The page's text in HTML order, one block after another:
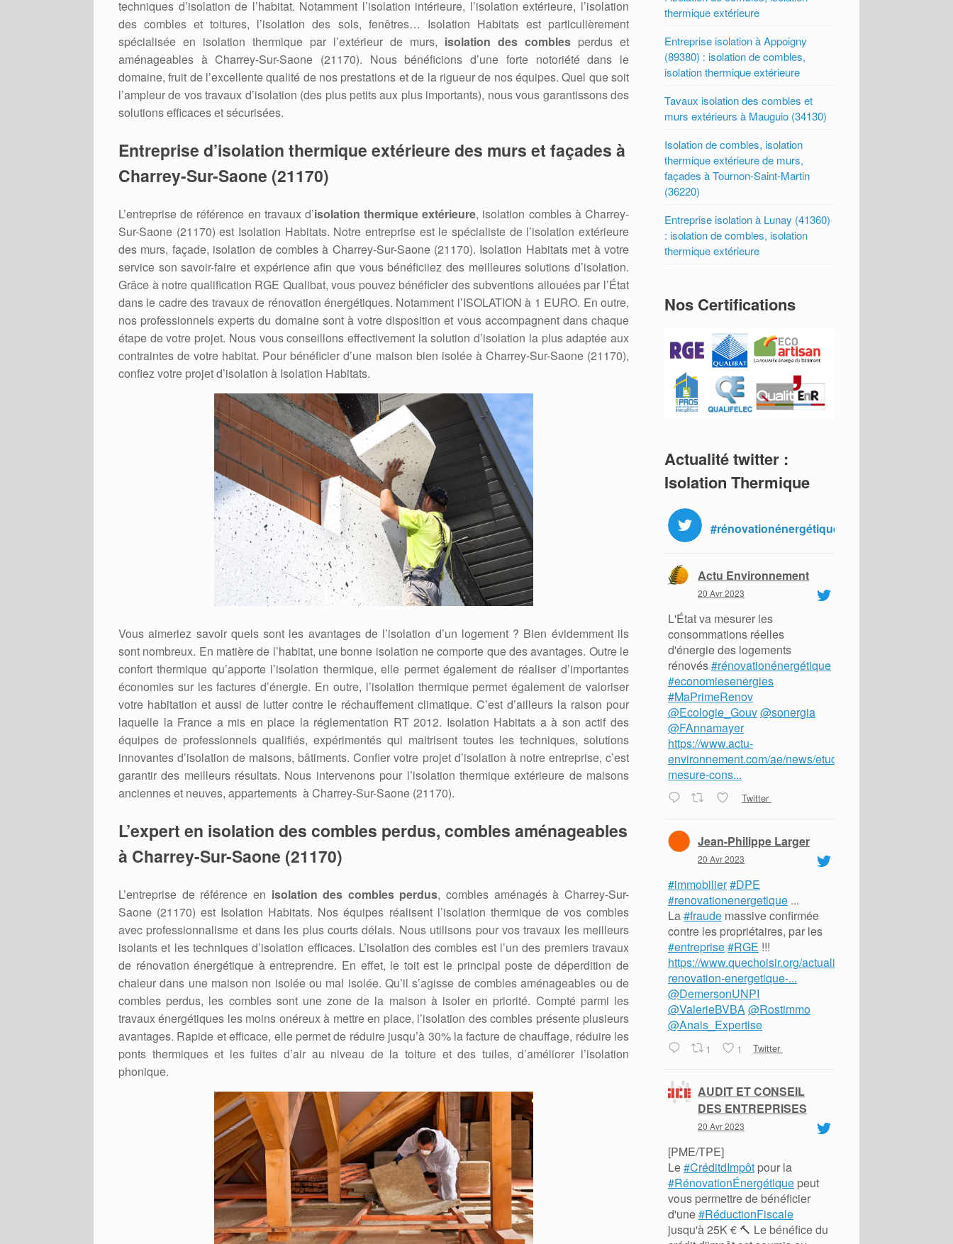
techniques d’isolation de l’habitat. Notamment l’isolation intérieure, l’isolation extérieure, l’isolation
des combles et toitures, l’isolation des sols, fenêtres… Isolation Habitats est particulièrement
spécialisée en isolation thermique par l’extérieur de murs, isolation des combles perdus et
aménageables à Charrey-Sur-Saone (21170). Nous bénéficions d’une forte notoriété dans le
domaine, fruit de l’excellente qualité de nos prestations et de la rigueur de nos équipes. Quel que soit
l’ampleur de vos travaux d’isolation (des plus petits aux plus importants), nous vous garantissons des
solutions efficaces et sécurisées.
Entreprise d’isolation thermique extérieure des murs et façades à
Charrey-Sur-Saone (21170)
L’entreprise de référence en travaux d’isolation thermique extérieure, isolation combles à Charrey-
Sur-Saone (21170) est Isolation Habitats. Notre entreprise est le spécialiste de l’isolation extérieure
des murs, façade, isolation de combles à Charrey-Sur-Saone (21170). Isolation Habitats met à votre
service son savoir-faire et expérience afin que vous bénéficiiez des meilleures solutions d’isolation.
Grâce à notre qualification RGE Qualibat, vous pouvez bénéficier des subventions allouées par l’État
dans le cadre des travaux de rénovation énergétiques. Notamment l’ISOLATION à 1 EURO. En outre,
nos professionnels experts du domaine sont à votre disposition et vous accompagnent dans chaque
étape de votre projet. Nous vous conseillons effectivement la solution d’isolation la plus adaptée aux
contraintes de votre habitat. Pour bénéficier d’une maison bien isolée à Charrey-Sur-Saone (21170),
confiez votre projet d’isolation à Isolation Habitats.
Vous aimeriez savoir quels sont les avantages de l’isolation d’un logement ? Bien évidemment ils
sont nombreux. En matière de l’habitat, une bonne isolation ne comporte que des avantages. Outre le
confort thermique qu’apporte l’isolation thermique, elle permet également de réaliser d’importantes
économies sur les factures d’énergie. En outre, l’isolation thermique permet également de valoriser
votre habitation et aussi de lutter contre le réchauffement climatique. C’est d’ailleurs la raison pour
laquelle la France a mis en place la réglementation RT 2012. Isolation Habitats a à son actif des
équipes de professionnels qualifiés, expérimentés qui maitrisent toutes les techniques, solutions
innovantes d’isolation de maisons, bâtiments. Confier votre projet d’isolation à notre entreprise, c’est
garantir des meilleurs résultats. Nous intervenons pour l’isolation thermique extérieure de maisons
anciennes et neuves, appartements à Charrey-Sur-Saone (21170).
L’expert en isolation des combles perdus, combles aménageables
à Charrey-Sur-Saone (21170)
L’entreprise de référence en isolation des combles perdus, combles aménagés à Charrey-Sur-
Saone (21170) est Isolation Habitats. Nos équipes réalisent l’isolation thermique de vos combles
avec professionnalisme et dans les plus courts délais. Nous utilisons pour vos travaux les meilleurs
isolants et les techniques d’isolation efficaces. L’isolation des combles est l’un des premiers travaux
de rénovation énergétique à entreprendre. En effet, le toit est le principal poste de déperdition de
chaleur dans une maison non isolée ou mal isolée. Qu’il s’agisse de combles aménageables ou de
combles perdus, les combles sont une zone de la maison à isoler en priorité. Compté parmi les
travaux énergétiques les moins onéreux à mettre en place, l’isolation des combles présente plusieurs
avantages. Rapide et efficace, elle permet de réduire jusqu’à 30% la facture de chauffage, réduire les
ponts thermiques et les fuites d’air au niveau de la toiture et des tuiles, d’améliorer l’isolation
phonique.
thermique extérieure
Entreprise isolation à Appoigny
(89380) : isolation de combles,
isolation thermique extérieure
Tavaux isolation des combles et
murs extérieurs à Mauguio (34130)
Isolation de combles, isolation
thermique extérieure de murs,
façades à Tournon-Saint-Martin
(36220)
Entreprise isolation à Lunay (41360)
: isolation de combles, isolation
thermique extérieure
Nos Certifications
Actualité twitter :
Isolation Thermique
#rénovationénergétique
Actu Environnement
20 Avr 2023
L'État va mesurer les
consommations réelles
d'énergie des logements
rénovés#rénovationénergétique
#economiesenergies
#MaPrimeRenov
@Ecologie_Gouv@sonergia
@FAnnamayer
https://www.actu-
environnement.com/ae/news/etude-
mesure-cons...
Twitter
Jean-Philippe Larger
20 Avr 2023
#immobilier#DPE
#renovationenergetique ...
La#fraude massive confirmée
contre les propriétaires, par les
#entreprise#RGE !!!
https://www.quechoisir.org/actualite-
renovation-energetique-...
@DemersonUNPI
@ValerieBVBA@Rostimmo
@Anais_Expertise
1 1 Twitter
AUDIT ET CONSEIL
DES ENTREPRISES
20 Avr 2023
[PME/TPE]
Le#CréditdImpôt pour la
#RénovationÉnergétique peut
vous permettre de bénéficier
d'une#RéductionFiscale
jusqu'à 25K € 🔨 Le bénéfice du